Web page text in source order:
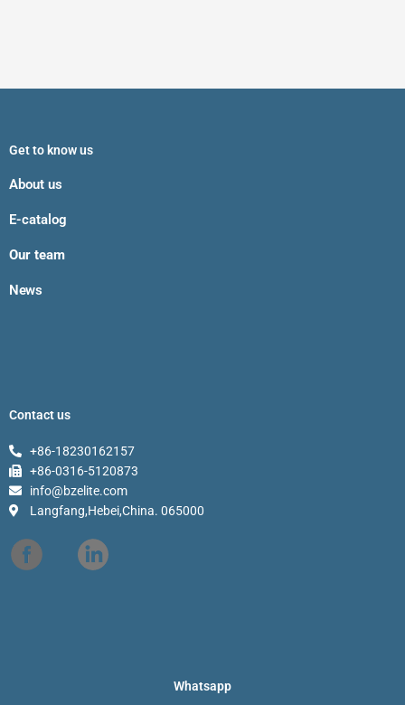
Get to know us
About us
E-catalog
Our team
News
Contact us
+86-18230162157
+86-0316-5120873
info@bzelite.com
Langfang,Hebei,China. 065000
Whatsapp